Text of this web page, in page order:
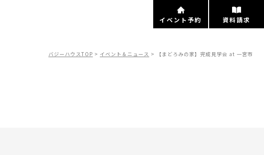
イベント予約 資料請求
バジーハウスTOP > イベント＆ニュース > 【まどろみの家】完成見学会 at 一宮市